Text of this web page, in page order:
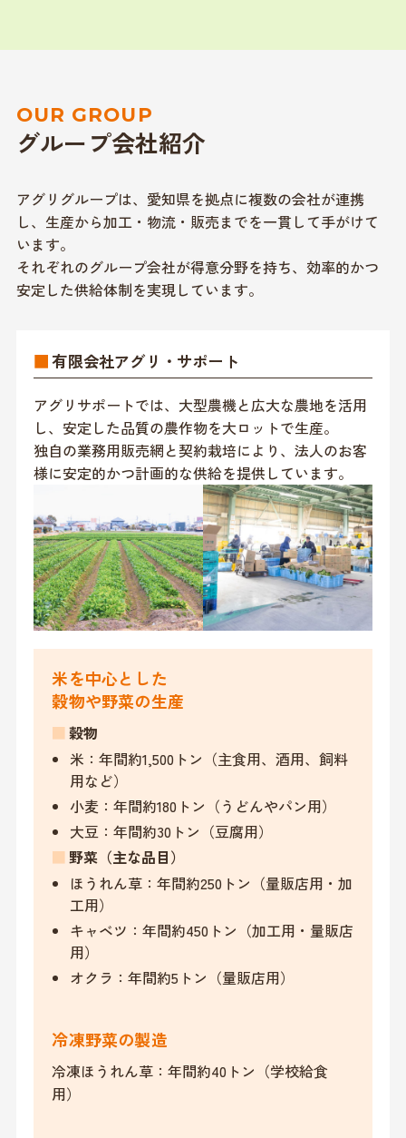
OUR GROUP
グループ会社紹介
アグリグループは、愛知県を拠点に複数の会社が連携
し、生産から加工・物流・販売までを一貫して手がけて
います。
それぞれのグループ会社が得意分野を持ち、効率的かつ
安定した供給体制を実現しています。
■有限会社アグリ・サポート
アグリサポートでは、大型農機と広大な農地を活用
し、安定した品質の農作物を大ロットで生産。
独自の業務用販売網と契約栽培により、法人のお客
様に安定的かつ計画的な供給を提供しています。
米を中心とした
穀物や野菜の生産
■穀物
米：年間約1,500トン（主食用、酒用、飼料
用など）
小麦：年間約180トン（うどんやパン用）
大豆：年間約30トン（豆腐用）
■ 野菜（主な品目）
ほうれん草：年間約250トン（量販店用・加
工用）
キャベツ：年間約450トン（加工用・量販店
用）
オクラ：年間約5トン（量販店用）
冷凍野菜の製造
冷凍ほうれん草：年間約40トン（学校給食
用）